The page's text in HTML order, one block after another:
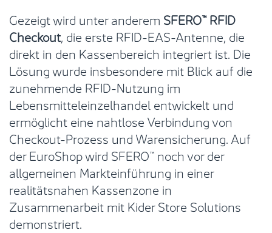
Gezeigt wird unter anderem SFERO™ RFID
Checkout, die erste RFID-EAS-Antenne, die
direkt in den Kassenbereich integriert ist. Die
Lösung wurde insbesondere mit Blick auf die
zunehmende RFID-Nutzung im
Lebensmitteleinzelhandel entwickelt und
ermöglicht eine nahtlose Verbindung von
Checkout-Prozess und Warensicherung. Auf
der EuroShop wird SFERO™ noch vor der
allgemeinen Markteinführung in einer
realitätsnahen Kassenzone in
Zusammenarbeit mit Kider Store Solutions
demonstriert.